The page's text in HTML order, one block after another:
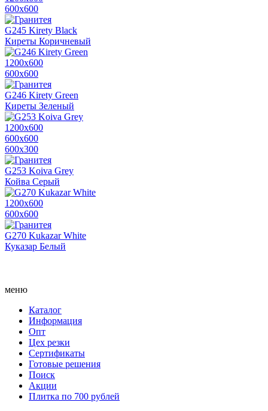
600х600
G245 Kirety Black
Киреты Коричневый
1200х600
600х600
G246 Kirety Green
Киреты Зеленый
1200х600
600х600
600x300
G253 Koiva Grey
Койва Серый
1200х600
600х600
G270 Kukazar White
Куказар Белый
меню
Каталог
Информация
Опт
Цех резки
Сертификаты
Готовые решения
Поиск
Акции
Плитка по 700 рублей